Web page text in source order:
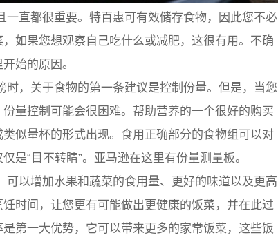
一直都很重要。特百惠可有效储存食物，因此您不必
如果您想观察自己吃什么或减肥，这很有用。不确
始的原因。
时，关于食物的第一条建议是控制份量。但是，当您
量控制可能会很困难。帮助营养的一个很好的购买
似量杯的形式出现。食用正确部分的食物组可以对
是“目不转睛”。亚马逊在这里有份量测量板。
可以增加水果和蔬菜的食用量、更好的味道以及更高
时间，让您更有可能做出更健康的饭菜，并在此过
第一大优势，它可以带来更多的家常饭菜，这些饭